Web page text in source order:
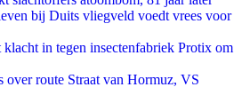
bij Duits vliegveld voedt vrees voor
in tegen insectenfabriek Protix om
over route Straat van Hormuz, VS